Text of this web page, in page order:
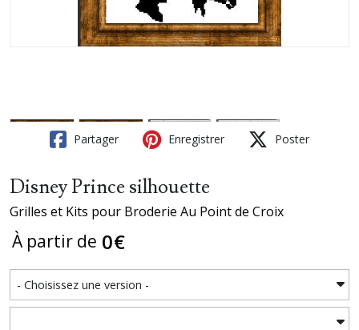
Partager Enregistrer Poster
Disney Prince silhouette
Grilles et Kits pour Broderie Au Point de Croix
À partir de 0€